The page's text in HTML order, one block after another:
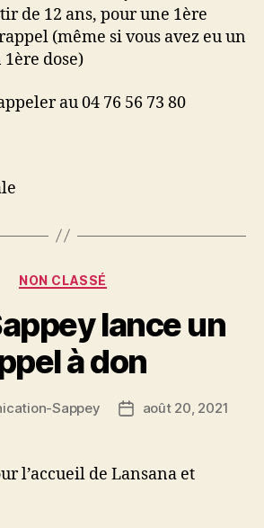
de 12 ans, pour une 1ère
(même si vous avez eu un
dose)
au 04 76 56 73 80
Catégories
NON CLASSÉ
lance un
à don
Sappey
Dateaoût 20, 2021
l’accueil de Lansana et